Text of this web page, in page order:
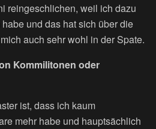
reingeschlichen, weil ich dazu
und das hat sich über die
auch sehr wohl in der Spate.
Kommilitonen oder
ist, dass ich kaum
mehr habe und hauptsächlich